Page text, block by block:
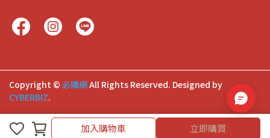
加入購物車 立即購買
Copyright © 必購網All Rights Reserved. Designed by
CYBERBIZ.